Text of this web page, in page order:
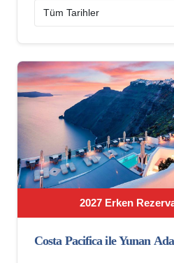
2027 Erken
Costa Pacifica ile Yunan